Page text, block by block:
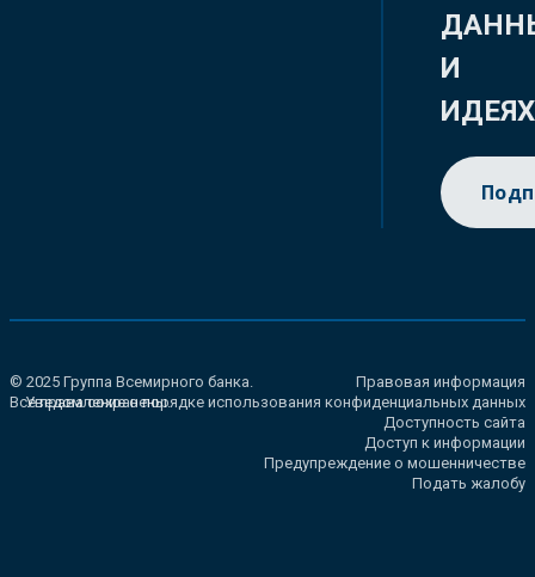
И
ИДЕЯХ
© 2025 Группа Всемирного банка.
Все права сохранены.
Правовая информация
Уведомление о порядке использования конфиденциальных данных
Доступность сайта
Доступ к информации
Предупреждение о мошенничестве
Подать жалобу